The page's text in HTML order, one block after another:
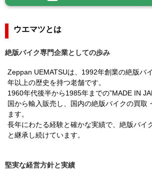
ウエマツとは
絶版バイク専門企業としての歩み
Zeppan UEMATSUは、1992年創業の絶版バ
年以上の歴史を持つ老舗です。
1960年代後半から1985年までの”MADE IN
国から輸入販売し、国内の絶版バイクの買取
ます。
長年にわたる経験と確かな実績で、絶版バイ
と継承し続けています。
堅実な経営方針と実績